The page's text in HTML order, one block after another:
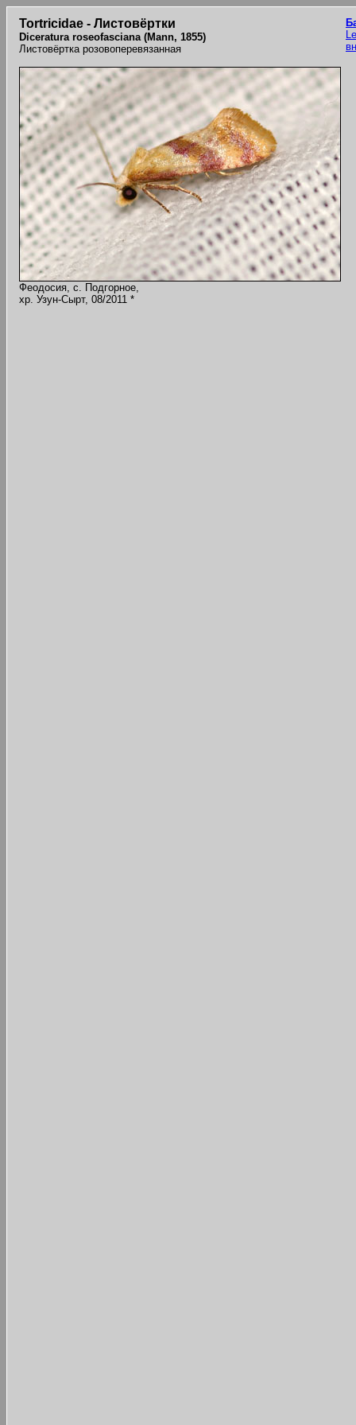
Tortricidae - Листовёртки
Diceratura roseofasciana (Mann, 1855)
Листовёртка розовоперевязанная
Феодосия, с. Подгорное,
хр. Узун-Сырт, 08/2011 *